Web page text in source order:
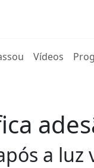
Vídeos
a luz